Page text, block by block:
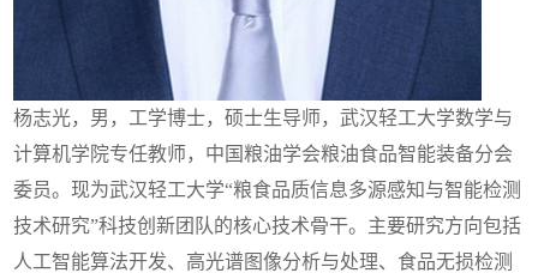
杨志光，男，工学博士，硕士生导师，武汉轻工大学数学与
计算机学院专任教师，中国粮油学会粮油食品智能装备分会
委员。现为武汉轻工大学“粮食品质信息多源感知与智能检测
技术研究”科技创新团队的核心技术骨干。主要研究方向包括
人工智能算法开发、高光谱图像分析与处理、食品无损检测